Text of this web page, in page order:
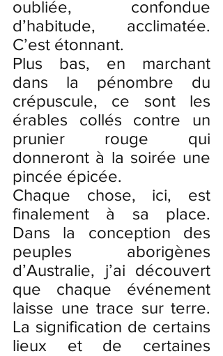
oubliée, confondue
d’habitude, acclimatée.
C’est étonnant.
Plus bas, en marchant
dans la pénombre du
crépuscule, ce sont les
érables collés contre un
prunier rouge qui
donneront à la soirée une
pincée épicée.
Chaque chose, ici, est
finalement à sa place.
Dans la conception des
peuples aborigènes
d’Australie, j’ai découvert
que chaque événement
laisse une trace sur terre.
La signification de certains
lieux et de certaines